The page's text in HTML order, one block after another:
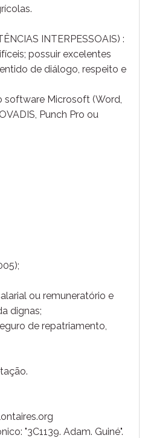
INTERPESSOAIS) :
possuir excelentes
de diálogo, respeito e
Microsoft (Word,
Punch Pro ou
ou remuneratório e
dignas;
de repatriamento,
"3C1139. Adam. Guiné".